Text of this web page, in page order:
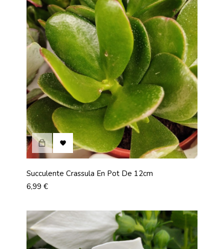

Succulente Crassula En Pot De 12cm
Prix
6,99 €